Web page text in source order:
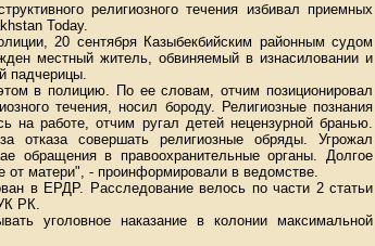
религиозного течения избивал приемных
Today.
20 сентября Казыбекбийским районным судом
местный житель, обвиняемый в изнасиловании и
падчерицы.
в полицию. По ее словам, отчим позиционировал
течения, носил бороду. Религиозные познания
на работе, отчим ругал детей нецензурной бранью.
отказа совершать религиозные обряды. Угрожал
обращения в правоохранительные органы. Долгое
от матери", - проинформировали в ведомстве.
в ЕРДР. Расследование велось по части 2 статьи
РК.
уголовное наказание в колонии максимальной